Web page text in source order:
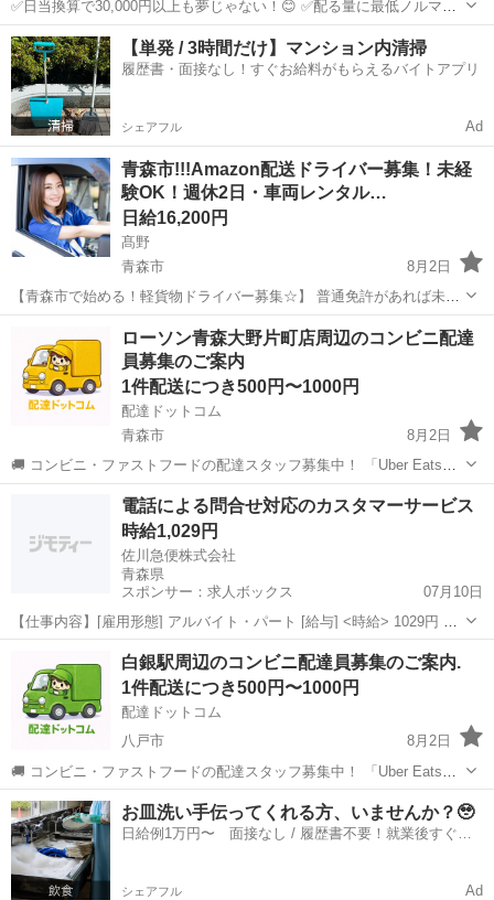
✅日当換算で30,000円以上も夢じゃない！😊 ✅配る量に最低ノルマは
ありません🙅‍♀️ ✅稼働曜日シフト制 ✅MAX週7で大いに稼ぐのも有り‼️
🗾全国各地で大募集‼️💪 エリア希望ございまし...
青森 青森市 配送 1件
【単発 / 3時間だけ】マンション内清掃
履歴書・面接なし！すぐお給料がもらえるバイトアプリ
シェアフル Ad
青森市!!!Amazon配送ドライバー募集！未経
験OK！週休2日・車両レンタル…
日給16,200円
髙野
青森市
8月2日
【青森市で始める！軽貨物ドライバー募集☆】 普通免許があれば未経
験OK！大手企業との連携で【安定した配送】が可能です♪主な業務
は、地域への荷物配達（軽量中心）。「直行直帰OK」「スマホ操作で
簡単管理」など、プライベートとの...
ドライバー Amazon
ローソン青森大野片町店周辺のコンビニ配達
員募集のご案内
1件配送につき500円〜1000円
配達ドットコム
青森市
8月2日
🚚 コンビニ・ファストフードの配達スタッフ募集中！ 「Uber Eats」
や「出前館」のように、配達専用アプリを使ってお仕事するスタイル
です。 オファー内容を見てから、受けるかどうかを自由に選べます！
✅ 業務内容...
配送 ローソン
電話による問合せ対応のカスタマーサービス
時給1,029円
佐川急便株式会社
青森県
スポンサー：求人ボックス
07月10日
【仕事内容】[雇用形態] アルバイト・パート [給与] <時給> 1029円 <
時給/昇給について> ・昇給額:～30円(1回あたり) 昨年度実績 ・反映時
期:毎年7月・12月 ・評価方法: 勤務状況や日々の業務の取り組み方等
を評...
アルバイト・パート
白銀駅周辺のコンビニ配達員募集のご案内.
1件配送につき500円〜1000円
配達ドットコム
八戸市
8月2日
🚚 コンビニ・ファストフードの配達スタッフ募集中！ 「Uber Eats」
や「出前館」のように、配達専用アプリを使ってお仕事するスタイル
です。 オファー内容を見てから、受けるかどうかを自由に選べます！
✅ 業務内容...
青森 八戸市 配送 ファストフード
お皿洗い手伝ってくれる方、いませんか？🥹
日給例1万円〜 面接なし / 履歴書不要！就業後すぐに
シェアフル Ad